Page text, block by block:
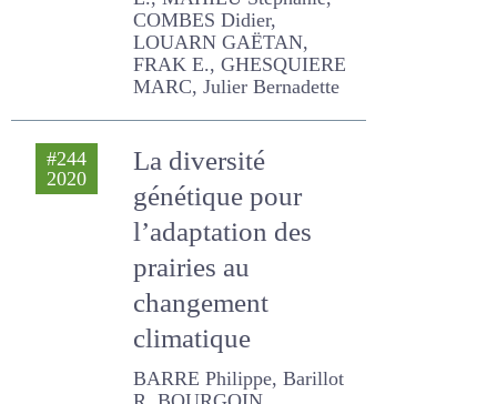
SURAULT FABIEN, ROY E.,
MAHIEU Stéphanie,
COMBES Didier, LOUARN
GAËTAN, FRAK E.,
La diversité
génétique pour
l’adaptation des
prairies au
changement
climatique